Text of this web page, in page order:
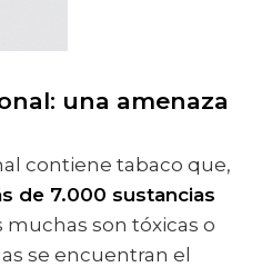
una amenaza
contiene tabaco que,
de 7.000 sustancias
muchas son tóxicas o
se encuentran el